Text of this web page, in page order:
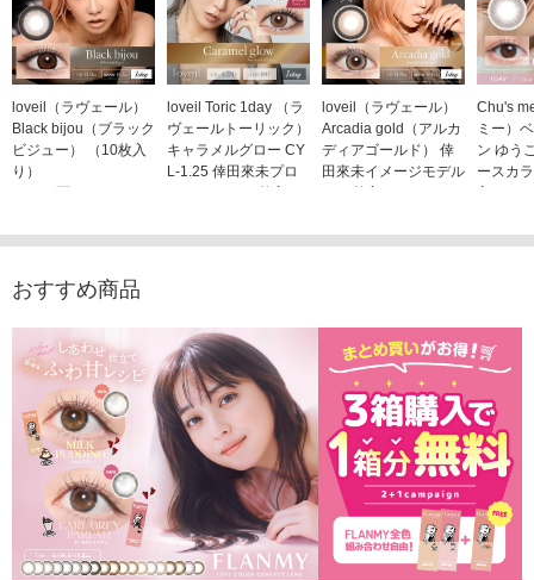
loveil（ラヴェール）
Black bijou（ブラック
ビジュー） （10枚入
り）
loveil Toric 1day （ラ
ヴェールトーリック）
キャラメルグロー CY
L-1.25 倖田來未プロ
デュース （10枚入
1,760円(税込)
loveil（ラヴェール）
Arcadia gold（アルカ
ディアゴールド） 倖
田來未イメージモデル
（10枚入り）
Chu's
ミー）
ン ゆう
ースカ
入り）
おすすめ商品